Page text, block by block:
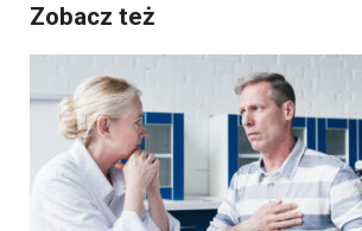
Zobacz też